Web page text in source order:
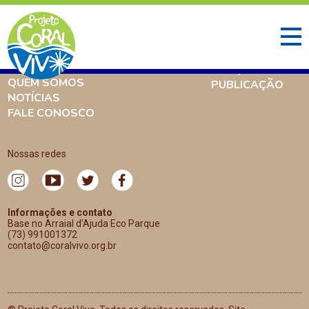
INÍCIO
AMBIENTE CORALÍNEO
QUEM SOMOS
NOTÍCIAS
PESQUISA
PUBLICAÇÃO
FALE CONOSCO
Nossas redes
Informações e contato
Base no Arraial d’Ajuda Eco Parque
(73) 991001372
contato@coralvivo.org.br